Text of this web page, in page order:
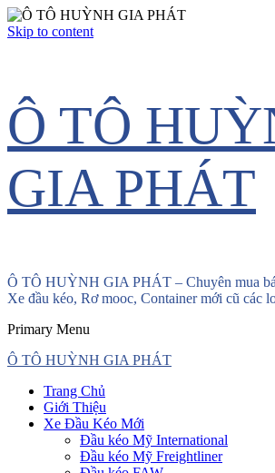
Skip to content
Ô TÔ
GIA PHÁT
Ô TÔ HUỲNH GIA PHÁT – Chuyên mua
Xe đầu kéo, Rơ mooc, Container mới cũ các
Primary Menu
Ô TÔ HUỲNH GIA PHÁT
Trang Chủ
Giới Thiệu
Xe Đầu Kéo Mới
Đầu kéo Mỹ International
Đầu kéo Mỹ Freightliner